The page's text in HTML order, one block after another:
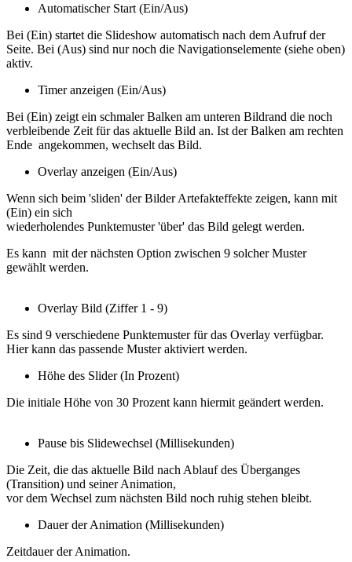
Automatischer Start (Ein/Aus)
Bei (Ein) startet die Slideshow automatisch nach dem Aufruf der
Seite. Bei (Aus) sind nur noch die Navigationselemente (siehe oben)
aktiv.
Timer anzeigen (Ein/Aus)
Bei (Ein) zeigt ein schmaler Balken am unteren Bildrand die noch
verbleibende Zeit für das aktuelle Bild an. Ist der Balken am rechten
Ende angekommen, wechselt das Bild.
Overlay anzeigen (Ein/Aus)
Wenn sich beim 'sliden' der Bilder Artefakteffekte zeigen, kann mit
(Ein) ein sich
wiederholendes Punktemuster 'über' das Bild gelegt werden.
Es kann mit der nächsten Option zwischen 9 solcher Muster
gewählt werden.
Overlay Bild (Ziffer 1 - 9)
Es sind 9 verschiedene Punktemuster für das Overlay verfügbar.
Hier kann das passende Muster aktiviert werden.
Höhe des Slider (In Prozent)
Die initiale Höhe von 30 Prozent kann hiermit geändert werden.
Pause bis Slidewechsel (Millisekunden)
Die Zeit, die das aktuelle Bild nach Ablauf des Überganges
(Transition) und seiner Animation,
vor dem Wechsel zum nächsten Bild noch ruhig stehen bleibt.
Dauer der Animation (Millisekunden)
Zeitdauer der Animation.